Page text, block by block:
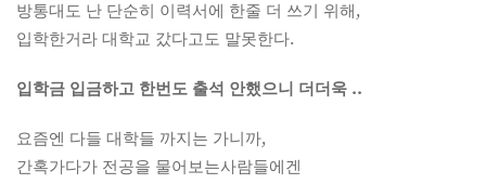
방통대도 난 단순히 이력서에 한줄 더 쓰기 위해,
입학한거라 대학교 갔다고도 말못한다.
입학금 입금하고 한번도 출석 안했으니 더더욱 ..
요즘엔 다들 대학들 까지는 가니까,
간혹가다가 전공을 물어보는사람들에겐